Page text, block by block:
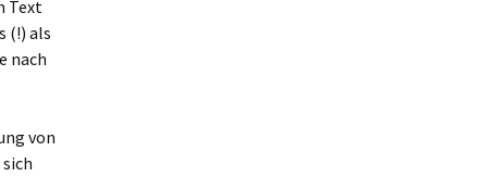
Text
(!) als
nach
von